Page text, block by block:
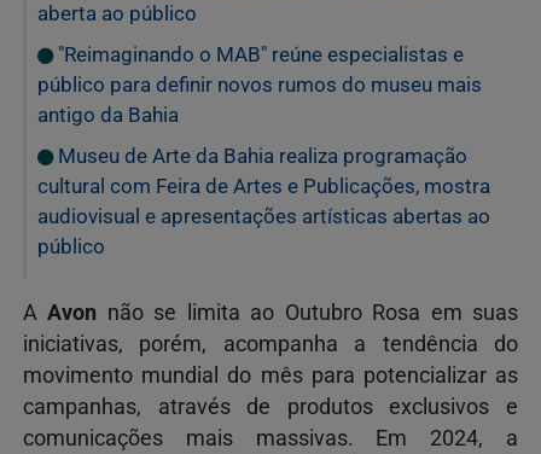
aberta ao público
"Reimaginando o MAB" reúne especialistas e
público para definir novos rumos do museu mais
antigo da Bahia
Museu de Arte da Bahia realiza programação
cultural com Feira de Artes e Publicações, mostra
audiovisual e apresentações artísticas abertas ao
público
AAvon não se limita ao Outubro Rosa em suas
iniciativas, porém, acompanha a tendência do
movimento mundial do mês para potencializar as
campanhas, através de produtos exclusivos e
comunicações mais massivas. Em 2024, a